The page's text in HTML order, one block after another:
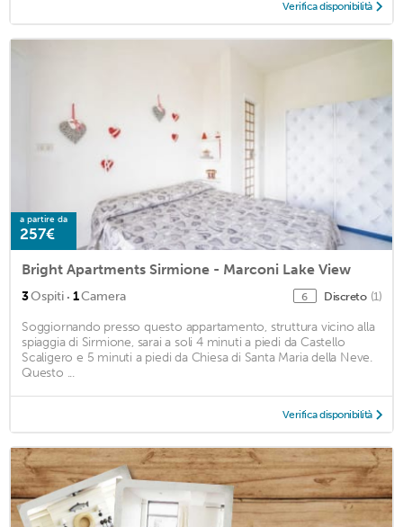
Verifica disponibilità
a partire da
257€
Bright Apartments Sirmione - Marconi Lake View
3Ospiti · 1Camera 6 Discreto (1)
Soggiornando presso questo appartamento, struttura vicino alla
spiaggia di Sirmione, sarai a soli 4 minuti a piedi da Castello
Scaligero e 5 minuti a piedi da Chiesa di Santa Maria della Neve.
Questo ...
Verifica disponibilità